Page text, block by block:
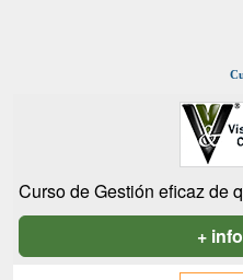
Curso de Gestión eficaz de
+